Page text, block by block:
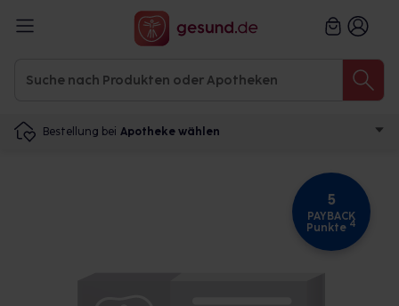
Bestellung bei Apotheke wählen
5
PAYBACK
Punkte 4